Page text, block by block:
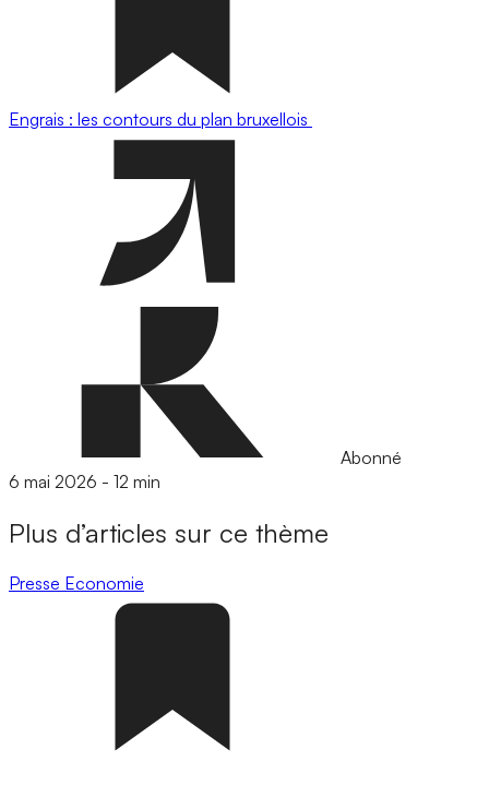
Engrais : les contours du plan bruxellois
Abonné
6 mai 2026 - 12 min
Plus d’articles sur ce thème
Presse Economie